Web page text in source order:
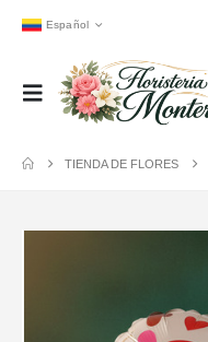
Español
TIENDA DE FLORES